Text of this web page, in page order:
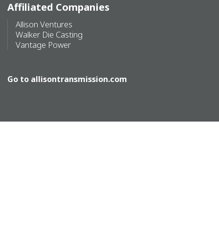
Affiliated Companies
Allison Ventures
Walker Die Casting
Vantage Power
Go to allisontransmission.com